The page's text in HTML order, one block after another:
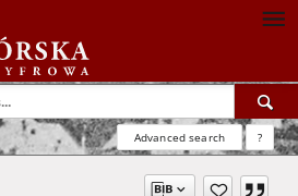
Advanced search ?